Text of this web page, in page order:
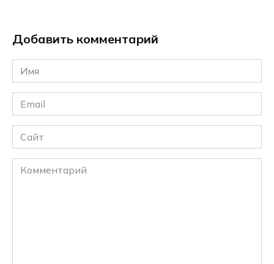
Добавить комментарий
Имя
*
Email
*
Сайт
Комментарий